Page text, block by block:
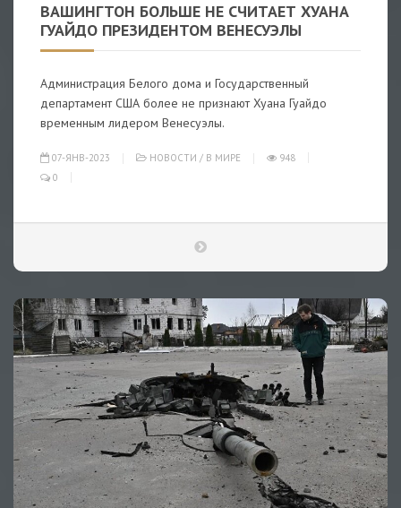
ВАШИНГТОН БОЛЬШЕ НЕ СЧИТАЕТ ХУАНА
ГУАЙДО ПРЕЗИДЕНТОМ ВЕНЕСУЭЛЫ
Администрация Белого дома и Государственный
департамент США более не признают Хуана Гуайдо
временным лидером Венесуэлы.
07-ЯНВ-2023 НОВОСТИ / В МИРЕ
948
0